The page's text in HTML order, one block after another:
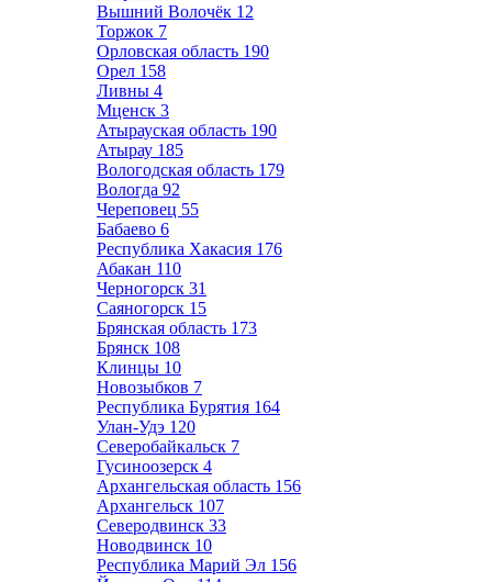
Вышний Волочёк 12
Торжок 7
Орловская область 190
Орел 158
Ливны 4
Мценск 3
Атырауская область 190
Атырау 185
Вологодская область 179
Вологда 92
Череповец 55
Бабаево 6
Республика Хакасия 176
Абакан 110
Черногорск 31
Саяногорск 15
Брянская область 173
Брянск 108
Клинцы 10
Новозыбков 7
Республика Бурятия 164
Улан-Удэ 120
Северобайкальск 7
Гусиноозерск 4
Архангельская область 156
Архангельск 107
Северодвинск 33
Новодвинск 10
Республика Марий Эл 156